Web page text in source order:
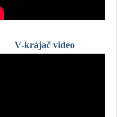
V-krájač video